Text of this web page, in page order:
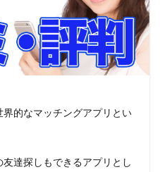
的なマッチングアプリとい
達探しもできるアプリとし